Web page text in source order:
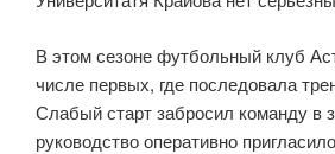
В этом сезоне футбольный клуб
числе первых, где последовала
Слабый старт забросил команду в
руководство оперативно